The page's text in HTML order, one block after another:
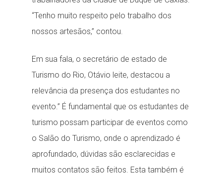
“Tenho muito respeito pelo trabalho dos
nossos artesãos,” contou.
Em sua fala, o secretário de estado de
Turismo do Rio, Otávio leite, destacou a
relevância da presença dos estudantes no
evento.” É fundamental que os estudantes de
turismo possam participar de eventos como
o Salão do Turismo, onde o aprendizado é
aprofundado, dúvidas são esclarecidas e
muitos contatos são feitos. Esta também é